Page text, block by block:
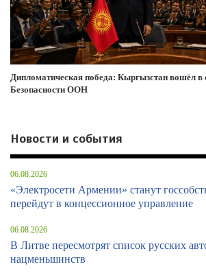
Дипломатическая победа: Кыргызстан вошёл в
Безопасности ООН
Новости и события
06.08.2026
«Электросети Армении» станут
перейдут в концессионное управление
06.08.2026
В Литве пересмотрят список русских
нацменьшинств